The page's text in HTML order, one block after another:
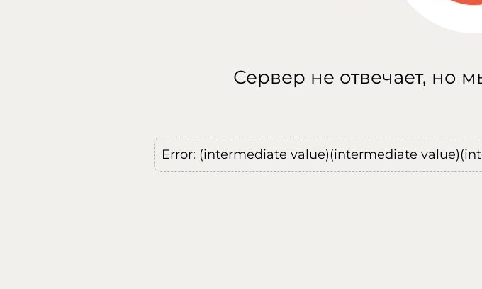
Сервер не отвечает, но
Error: (intermediate value)(intermediate